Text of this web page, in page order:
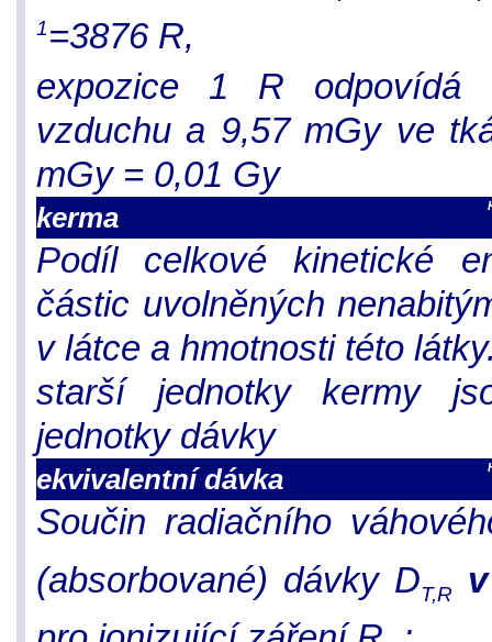
1=3876 R,
expozice 1 R
vzduchu a 9,57 mGy ve
mGy = 0,01 Gy
kerma
Podíl celkové kinetické
částic uvolněných
v látce a hmotnosti této
starší jednotky kermy
jednotky dávky
ekvivalentní dávka
Součin radiačního
(absorbované) dávky DT,R